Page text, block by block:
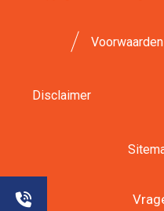
Voorwaarden
Disclaimer